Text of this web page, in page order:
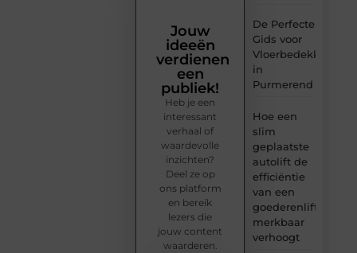
De Perfecte
Gids voor
Vloerbedekking
in
Purmerend
Hoe een
slim
geplaatste
autolift de
efficiëntie
van een
goederenlift
merkbaar
verhoogt
Jouw
ideeën
verdienen
een
publiek!
Heb je een
interessant
verhaal of
waardevolle
inzichten?
Deel ze op
ons platform
en bereik
lezers die
jouw content
waarderen.